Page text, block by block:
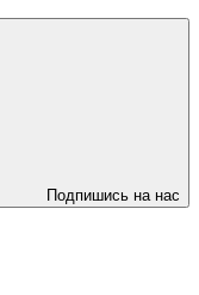
Подпишись на нас